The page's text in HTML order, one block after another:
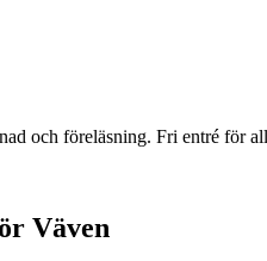
och föreläsning. Fri entré för
Väven